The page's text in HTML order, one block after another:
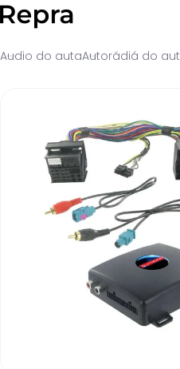
Audio do autaAutorádiá do